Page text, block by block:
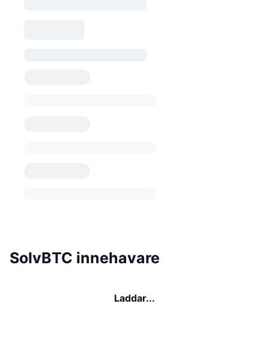
SolvBTC innehavare
Laddar...